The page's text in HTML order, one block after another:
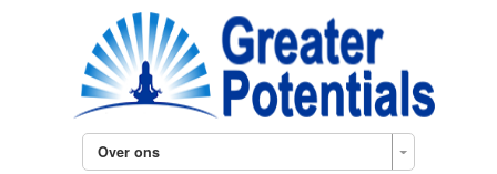
Over ons